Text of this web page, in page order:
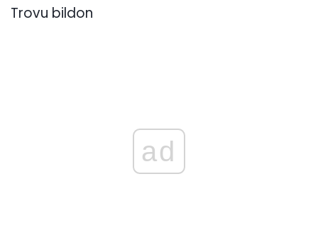
Trovu bildon
ad